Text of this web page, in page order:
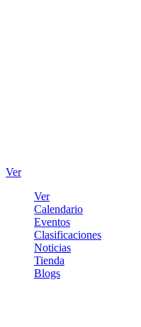
Ver
Ver
Calendario
Eventos
Clasificaciones
Noticias
Tienda
Blogs